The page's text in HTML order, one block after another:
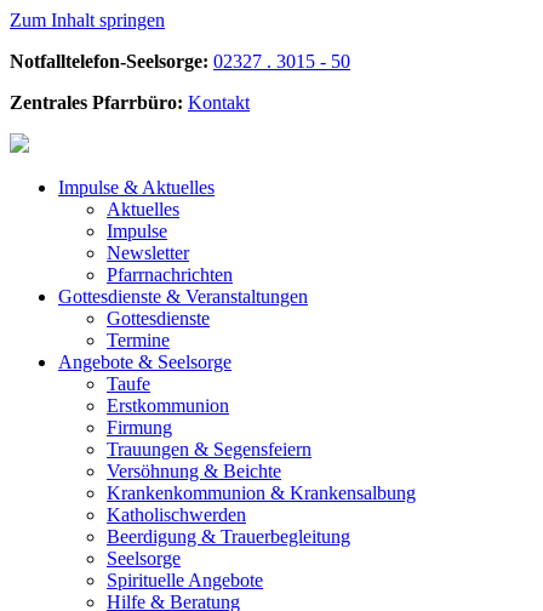
Zum Inhalt springen
Notfalltelefon-Seelsorge: 02327 . 3015 - 50
Zentrales Pfarrbüro: Kontakt
Impulse & Aktuelles
Aktuelles
Impulse
Newsletter
Pfarrnachrichten
Gottesdienste & Veranstaltungen
Gottesdienste
Termine
Angebote & Seelsorge
Taufe
Erstkommunion
Firmung
Trauungen & Segensfeiern
Versöhnung & Beichte
Krankenkommunion & Krankensalbung
Katholischwerden
Beerdigung & Trauerbegleitung
Seelsorge
Spirituelle Angebote
Hilfe & Beratung